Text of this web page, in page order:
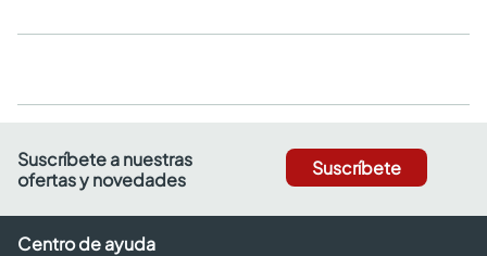
Suscríbete a nuestras
ofertas y novedades
Suscríbete
Centro de ayuda